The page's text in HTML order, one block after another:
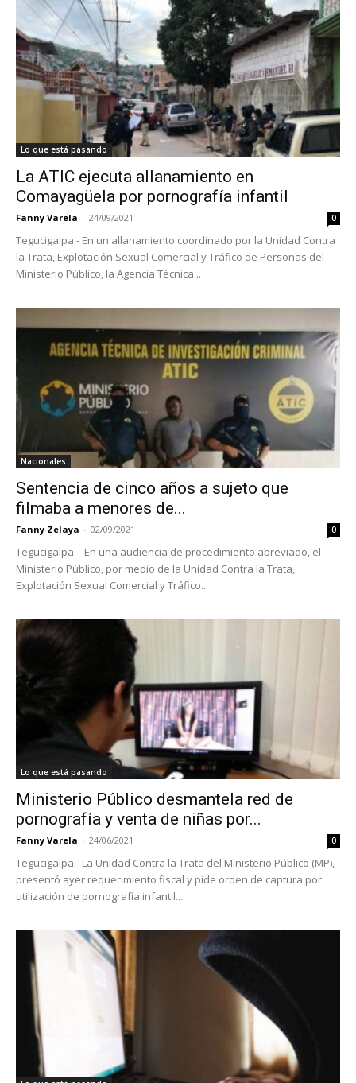
Lo que está pasando
La ATIC ejecuta allanamiento en
Comayagüela por pornografía infantil
Fanny Varela - 24/09/2021 0
Tegucigalpa.- En un allanamiento coordinado por la Unidad Contra
la Trata, Explotación Sexual Comercial y Tráfico de Personas del
Ministerio Público, la Agencia Técnica...
Nacionales
Sentencia de cinco años a sujeto que
filmaba a menores de...
Fanny Zelaya - 02/09/2021 0
Tegucigalpa. - En una audiencia de procedimiento abreviado, el
Ministerio Público, por medio de la Unidad Contra la Trata,
Explotación Sexual Comercial y Tráfico...
Lo que está pasando
Ministerio Público desmantela red de
pornografía y venta de niñas por...
Fanny Varela - 24/06/2021 0
Tegucigalpa.- La Unidad Contra la Trata del Ministerio Público (MP),
presentó ayer requerimiento fiscal y pide orden de captura por
utilización de pornografía infantil...